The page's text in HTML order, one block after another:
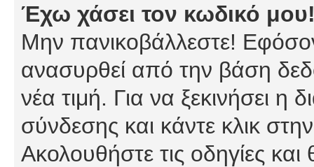
Έχω χάσει τον κωδικό
Μην πανικοβάλλεστε!
ανασυρθεί από την βάση
νέα τιμή. Για να ξεκινήσει η
σύνδεσης και κάντε κλικ
Ακολουθήστε τις οδηγίες